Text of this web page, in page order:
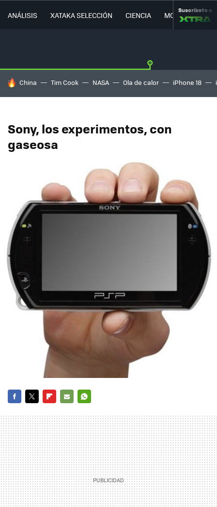
ANÁLISIS XATAKA SELECCIÓN CIENCIA MOVILIDAD
Suscríbete a
HOY SE HABLA DE
China Tim Cook NASA Ola de calor iPhone 18
Sony, los experimentos, con
gaseosa
MAIL